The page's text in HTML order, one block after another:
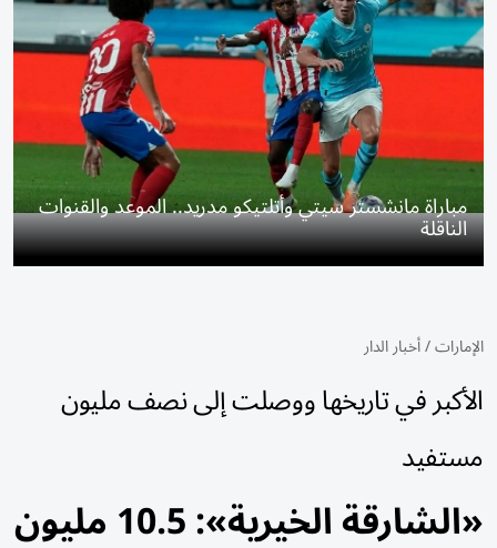
مباراة مانشستر سيتي وأتلتيكو مدريد.. الموعد والقنوات
الناقلة
الإمارات/أخبار الدار
الأكبر في تاريخها ووصلت إلى نصف مليون
مستفيد
«الشارقة الخيرية»: 10.5 مليون